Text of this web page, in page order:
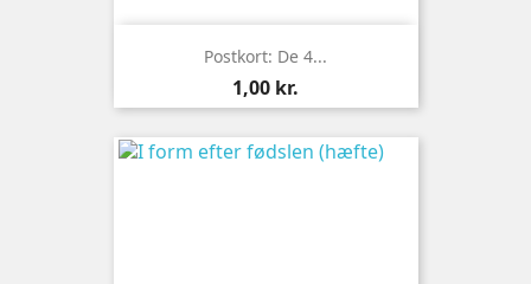
Postkort: De 4...
Pris
1,00 kr.